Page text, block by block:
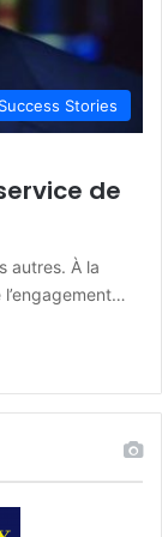
Success Stories
de
autres. À la